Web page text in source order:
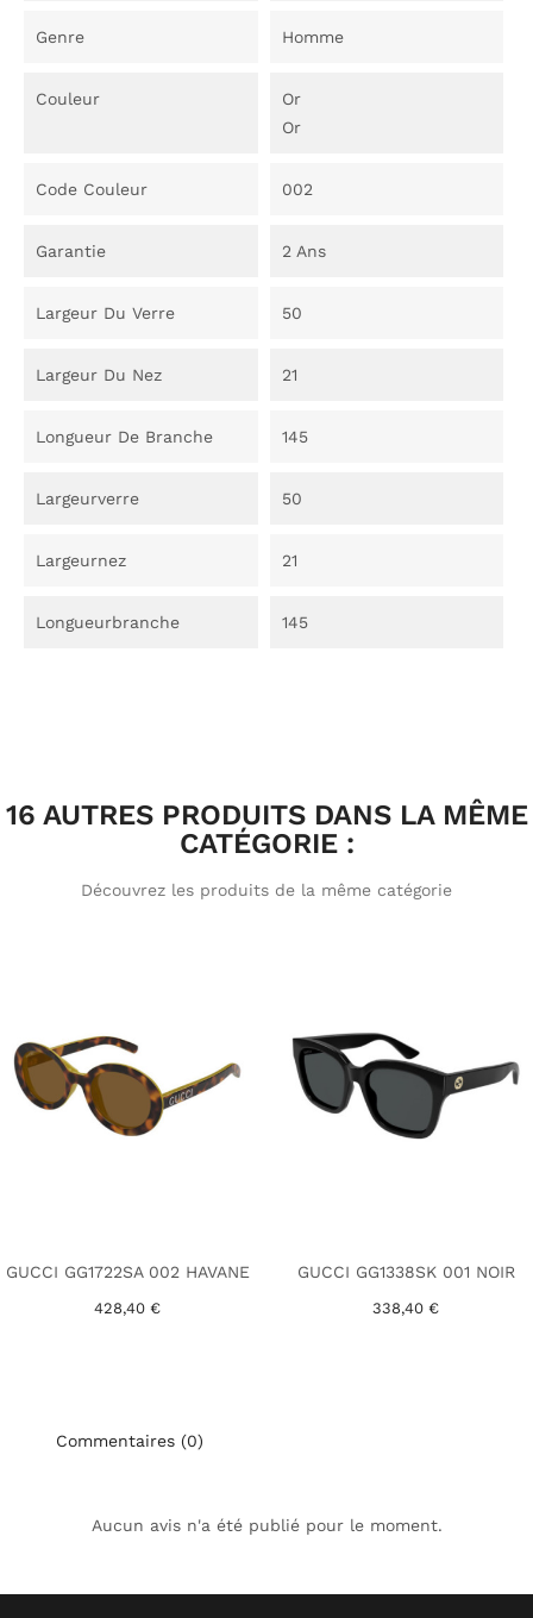
Genre Homme
Couleur
Or
Or
Code Couleur 002
Garantie 2 Ans
Largeur Du Verre 50
Largeur Du Nez 21
Longueur De Branche 145
Largeurverre 50
Largeurnez 21
Longueurbranche 145
16 AUTRES PRODUITS DANS LA MÊME
CATÉGORIE :
Découvrez les produits de la même catégorie
GUCCI GG1722SA 002 HAVANE
428,40 €
GUCCI GG1338SK 001 NOIR
338,40 €
Commentaires (0)
Aucun avis n'a été publié pour le moment.